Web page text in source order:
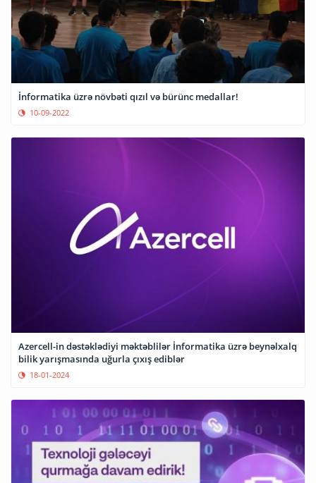
İnformatika üzrə növbəti qızıl və bürünc medallar!
10-09-2022
Azercell-in dəstəklədiyi məktəblilər İnformatika üzrə beynəlxalq
bilik yarışmasında uğurla çıxış ediblər
18-01-2024